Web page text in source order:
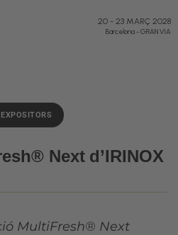
20 - 23 MARÇ 2028
Barcelona-GRAN VIA
Next d’IRINOX
MultiFresh® Next